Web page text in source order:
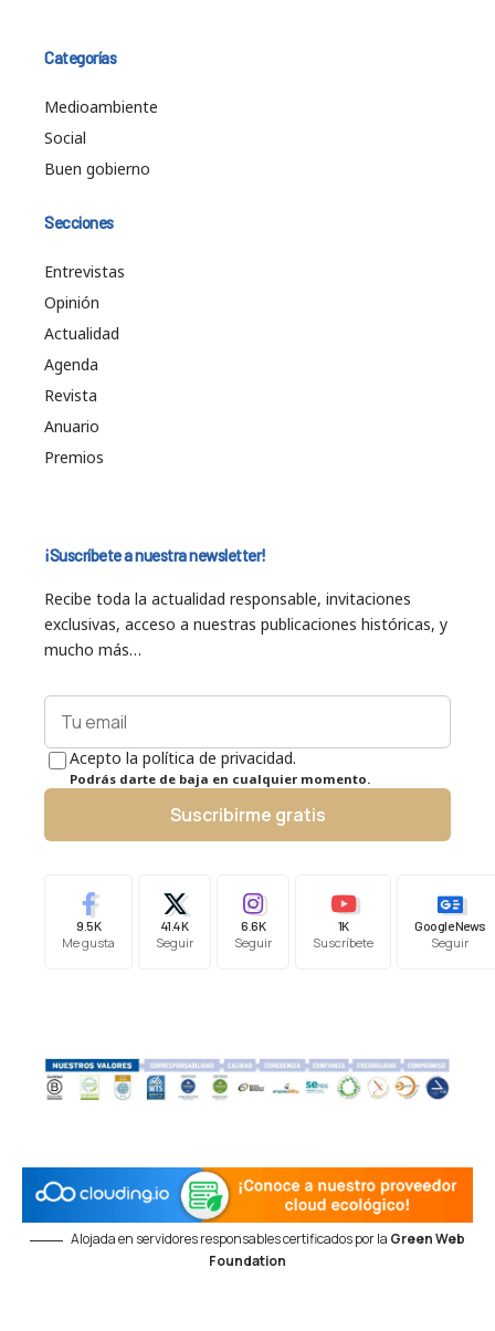
Categorías
Medioambiente
Social
Buen gobierno
Secciones
Entrevistas
Opinión
Actualidad
Agenda
Revista
Anuario
Premios
¡Suscríbete a nuestra newsletter!
Recibe toda la actualidad responsable, invitaciones
exclusivas, acceso a nuestras publicaciones históricas, y
mucho más…
Acepto la política de privacidad.
Podrás darte de baja en cualquier momento.
Suscribirme gratis
9.5K
Me gusta
41.4K
Seguir
6.6K
Seguir
1K
Suscríbete
Google News
Seguir
Alojada en servidores responsables certificados por la Green Web
Foundation